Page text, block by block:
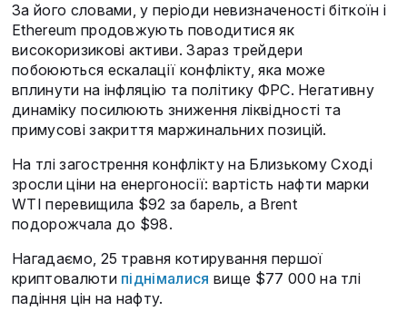
За його словами, у періоди невизначеності біткоїн і
Ethereum продовжують поводитися як
високоризикові активи. Зараз трейдери
побоюються ескалації конфлікту, яка може
вплинути на інфляцію та політику ФРС. Негативну
динаміку посилюють зниження ліквідності та
примусові закриття маржинальних позицій.
На тлі загострення конфлікту на Близькому Сході
зросли ціни на енергоносії: вартість нафти марки
WTI перевищила $92 за барель, а Brent
подорожчала до $98.
Нагадаємо, 25 травня котирування першої
криптовалюти піднімалися вище $77 000 на тлі
падіння цін на нафту.